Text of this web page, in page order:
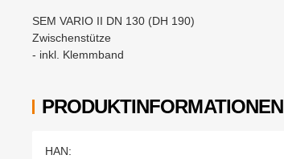
PRODUKTINFORMATIONEN
Produkteigenschaft
Wert
HAN:
SEM VARIO II DN 130 (DH 190)
Zwischenstütze
- inkl. Klemmband